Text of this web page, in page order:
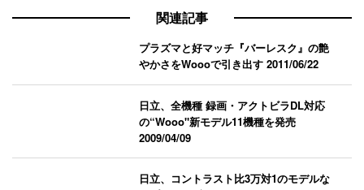
関連記事
プラズマと好マッチ『バーレスク』の艶
やかさをWoooで引き出す2011/06/22
日立、全機種 録画・アクトビラDL対応
の“Wooo"新モデル11機種を発売
2009/04/09
日立、コントラスト比3万対1のモデルな